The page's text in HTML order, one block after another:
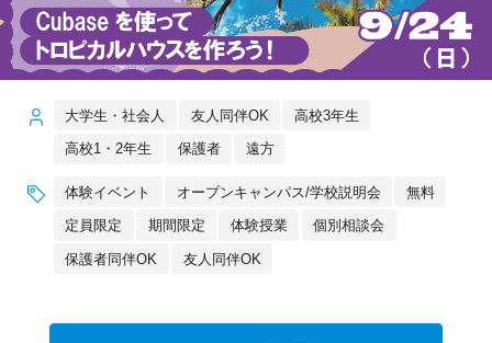
大学生・社会人 友人同伴OK 高校3年生
高校1・2年生 保護者 遠方
体験イベント オープンキャンパス/学校説明会 無料
定員限定 期間限定 体験授業 個別相談会
保護者同伴OK 友人同伴OK